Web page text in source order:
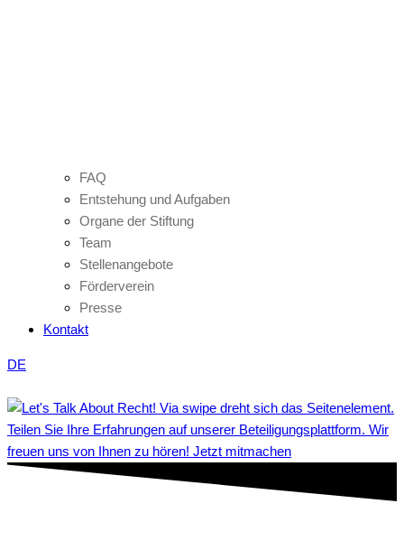
FAQ
Entstehung und Aufgaben
Organe der Stiftung
Team
Stellenangebote
Förderverein
Presse
Kontakt
DE
Teilen Sie Ihre Erfahrungen auf unserer Beteiligungsplattform. Wir
freuen uns von Ihnen zu hören! Jetzt mitmachen